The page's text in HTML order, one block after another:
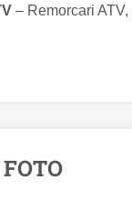
– Remorcari